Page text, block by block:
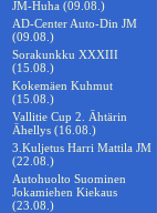
JM-Huha (09.08.)
AD-Center Auto-Din JM
(09.08.)
Sorakunkku XXXIII
(15.08.)
Kokemäen Kuhmut
(15.08.)
Vallitie Cup 2. Ähtärin
Ähellys (16.08.)
3.Kuljetus Harri Mattila JM
(22.08.)
Autohuolto Suominen
Jokamiehen Kiekaus
(23.08.)